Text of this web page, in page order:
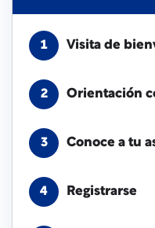
1 Visita de
2 Orientación
3 Conoce a tu
4 Registrarse